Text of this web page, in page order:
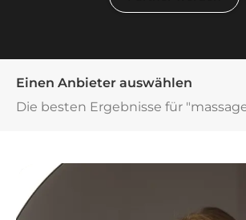
Einen Anbieter auswählen
Die besten Ergebnisse für